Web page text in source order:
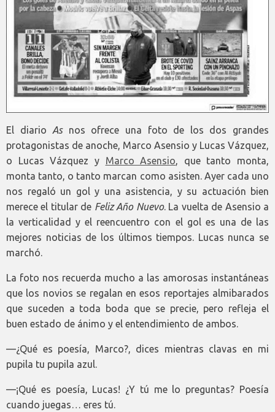
El diario Asnos ofrece una foto de los dos grandes
protagonistas de anoche, Marco Asensio y Lucas Vázquez,
o Lucas Vázquez y Marco Asensio , que tanto monta,
monta tanto, o tanto marcan como asisten. Ayer cada uno
nos regaló un gol y una asistencia, y su actuación bien
merece el titular de Feliz Año Nuevo. La vuelta de Asensio a
la verticalidad y el reencuentro con el gol es una de las
mejores noticias de los últimos tiempos. Lucas nunca se
marchó.
La foto nos recuerda mucho a las amorosas instantáneas
que los novios se regalan en esos reportajes almibarados
que suceden a toda boda que se precie, pero refleja el
buen estado de ánimo y el entendimiento de ambos.
—¿Qué es poesía, Marco?, dices mientras clavas en mi
pupila tu pupila azul.
—¡Qué es poesía, Lucas! ¿Y tú me lo preguntas? Poesía
cuando juegas… eres tú.